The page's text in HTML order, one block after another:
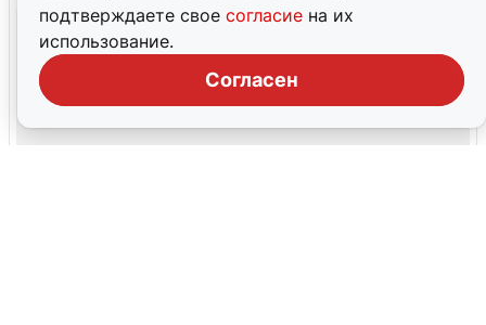
подтверждаете свое согласие на их
использование.
Согласен